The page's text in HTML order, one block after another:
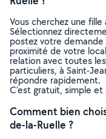
Vous cherchez une
Sélectionnez
postez votre
proximité de votre
relation avec toutes
particuliers, à Saint-
répondre rapidement.
C’est gratuit, simple
Comment bien
de-la-Ruelle ?